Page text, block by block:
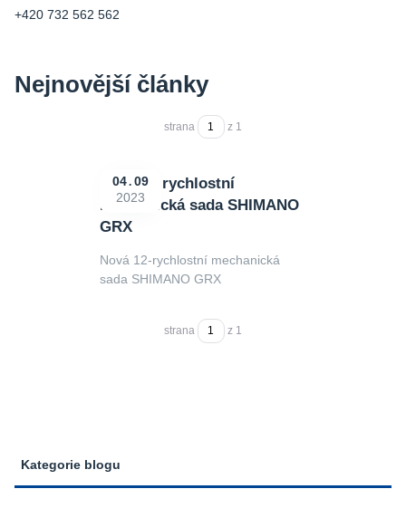
Kategorie blogu
+420 732 562 562
Nejnovější články
strana z 1
Nová 12-rychlostní
mechanická sada SHIMANO
GRX
04 09
2023
Nová 12-rychlostní mechanická
sada SHIMANO GRX
strana z 1